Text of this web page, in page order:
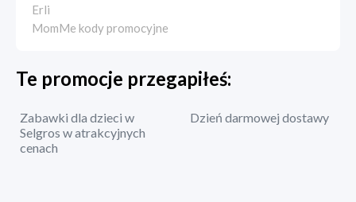
Erli
MomMe kody promocyjne
Te promocje przegapiłeś:
Zabawki dla dzieci w
Selgros w atrakcyjnych
cenach
Dzień darmowej dostawy